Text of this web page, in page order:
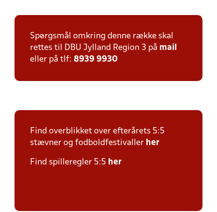
Spørgsmål omkring denne række skal
rettes til DBU Jylland Region 3 på mail
eller på tlf: 8939 9930
Find overblikket over efterårets 5:5
stævner og fodboldfestivaller her
Find spilleregler 5:5 her